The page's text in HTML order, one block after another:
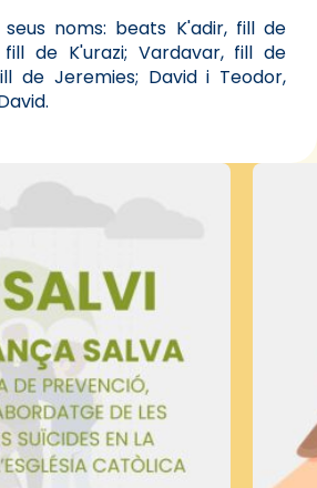
noms: beats K'adir, fill de
fill de K'urazi; Vardavar, fill de
de Jeremies; David i Teodor,